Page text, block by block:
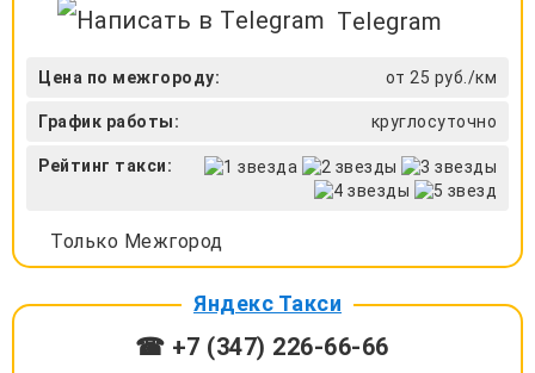
Telegram
Цена по межгороду: от 25 руб./км
График работы: круглосуточно
Рейтинг такси:
Только Межгород
Яндекс Такси
☎ +7 (347) 226-66-66